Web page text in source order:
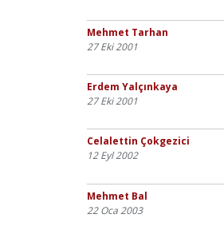
Mehmet Tarhan
27 Eki 2001
Erdem Yalçınkaya
27 Eki 2001
Celalettin Çokgezici
12 Eyl 2002
Mehmet Bal
22 Oca 2003